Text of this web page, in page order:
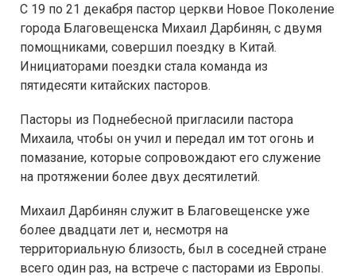
С 19 по 21 декабря пастор церкви Новое Поколение
города Благовещенска Михаил Дарбинян, с двумя
помощниками, совершил поездку в Китай.
Инициаторами поездки стала команда из
пятидесяти китайских пасторов.
Пасторы из Поднебесной пригласили пастора
Михаила, чтобы он учил и передал им тот огонь и
помазание, которые сопровождают его служение
на протяжении более двух десятилетий.
Михаил Дарбинян служит в Благовещенске уже
более двадцати лет и, несмотря на
территориальную близость, был в соседней стране
всего один раз, на встрече с пасторами из Европы.